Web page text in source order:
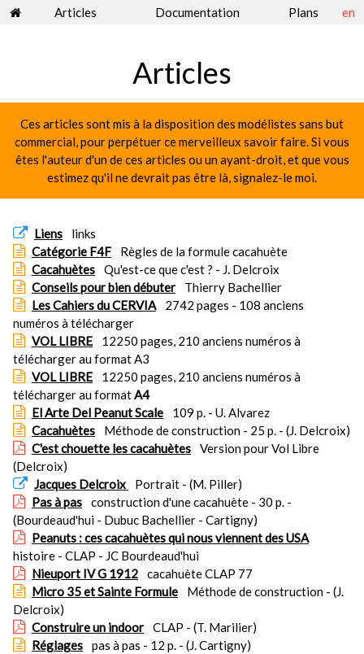
Articles Documentation Plans en
Articles
Ces articles sont mis à la disposition des modélistes sans but
commercial, pour perpétuer ce merveilleux savoir faire. Si vous
êtes l'auteur d'un de ces articles ou un ayant-droit, et que vous
estimez qu'il ne devrait pas être là, signalez-le moi.
Liens
links
Catégorie F4F
Règles de la formule cacahuète
Cacahuètes
Qu'est-ce que c'est ? - J. Delcroix
Conseils pour bien débuter
Thierry Bachellier
Les Cahiers du CERVIA
2742 pages - 108 anciens
numéros à télécharger
VOL LIBRE
12250 pages, 210 anciens numéros à
télécharger au format A3
VOL LIBRE
12250 pages, 210 anciens numéros à
télécharger au formatA4
El Arte Del Peanut Scale
109 p. - U. Alvarez
Cacahuètes
Méthode de construction - 25 p. - (J. Delcroix)
C'est chouette les cacahuètes
Version pour Vol Libre
(Delcroix)
Jacques Delcroix
Portrait - (M. Piller)
Pas à pas
construction d'une cacahuète - 30 p. -
(Bourdeaud'hui - Dubuc Bachellier - Cartigny)
Peanuts : ces cacahuètes qui nous viennent des USA
histoire - CLAP - JC Bourdeaud'hui
Nieuport IV G 1912
cacahuète CLAP 77
Micro 35 et Sainte Formule
Méthode de construction - (J.
Delcroix)
Construire un indoor
CLAP - (T. Marilier)
Réglages
pas à pas - 12 p. - (J. Cartigny)